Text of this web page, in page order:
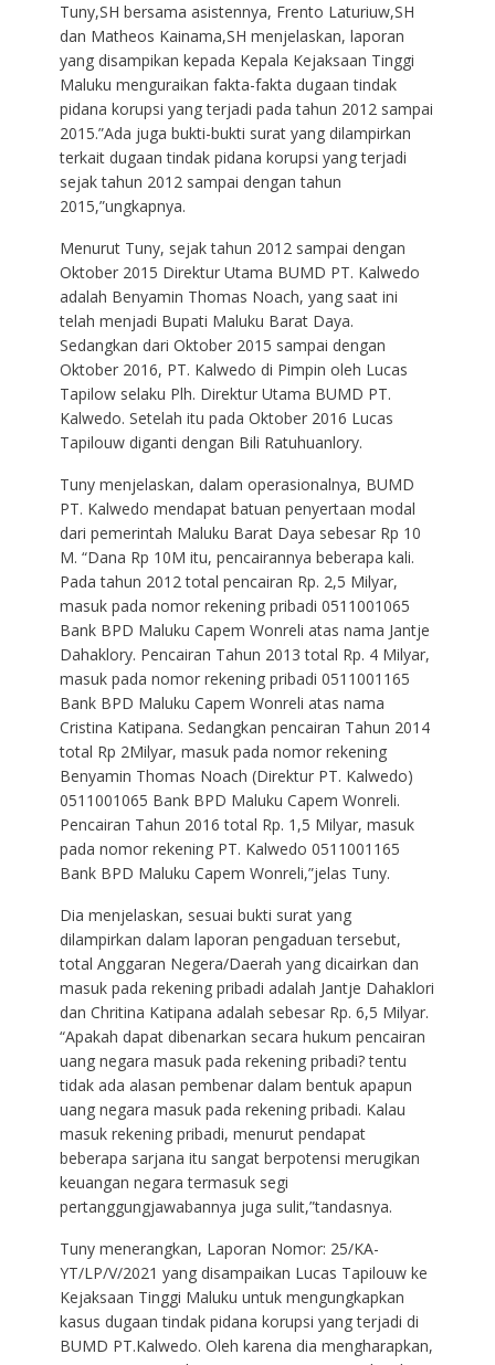
Tuny,SH bersama asistennya, Frento Laturiuw,SH
dan Matheos Kainama,SH menjelaskan, laporan
yang disampikan kepada Kepala Kejaksaan Tinggi
Maluku menguraikan fakta-fakta dugaan tindak
pidana korupsi yang terjadi pada tahun 2012 sampai
2015.”Ada juga bukti-bukti surat yang dilampirkan
terkait dugaan tindak pidana korupsi yang terjadi
sejak tahun 2012 sampai dengan tahun
2015,”ungkapnya.
Menurut Tuny, sejak tahun 2012 sampai dengan
Oktober 2015 Direktur Utama BUMD PT. Kalwedo
adalah Benyamin Thomas Noach, yang saat ini
telah menjadi Bupati Maluku Barat Daya.
Sedangkan dari Oktober 2015 sampai dengan
Oktober 2016, PT. Kalwedo di Pimpin oleh Lucas
Tapilow selaku Plh. Direktur Utama BUMD PT.
Kalwedo. Setelah itu pada Oktober 2016 Lucas
Tapilouw diganti dengan Bili Ratuhuanlory.
Tuny menjelaskan, dalam operasionalnya, BUMD
PT. Kalwedo mendapat batuan penyertaan modal
dari pemerintah Maluku Barat Daya sebesar Rp 10
M. “Dana Rp 10M itu, pencairannya beberapa kali.
Pada tahun 2012 total pencairan Rp. 2,5 Milyar,
masuk pada nomor rekening pribadi 0511001065
Bank BPD Maluku Capem Wonreli atas nama Jantje
Dahaklory. Pencairan Tahun 2013 total Rp. 4 Milyar,
masuk pada nomor rekening pribadi 0511001165
Bank BPD Maluku Capem Wonreli atas nama
Cristina Katipana. Sedangkan pencairan Tahun 2014
total Rp 2Milyar, masuk pada nomor rekening
Benyamin Thomas Noach (Direktur PT. Kalwedo)
0511001065 Bank BPD Maluku Capem Wonreli.
Pencairan Tahun 2016 total Rp. 1,5 Milyar, masuk
pada nomor rekening PT. Kalwedo 0511001165
Bank BPD Maluku Capem Wonreli,”jelas Tuny.
Dia menjelaskan, sesuai bukti surat yang
dilampirkan dalam laporan pengaduan tersebut,
total Anggaran Negera/Daerah yang dicairkan dan
masuk pada rekening pribadi adalah Jantje Dahaklori
dan Chritina Katipana adalah sebesar Rp. 6,5 Milyar.
“Apakah dapat dibenarkan secara hukum pencairan
uang negara masuk pada rekening pribadi? tentu
tidak ada alasan pembenar dalam bentuk apapun
uang negara masuk pada rekening pribadi. Kalau
masuk rekening pribadi, menurut pendapat
beberapa sarjana itu sangat berpotensi merugikan
keuangan negara termasuk segi
pertanggungjawabannya juga sulit,”tandasnya.
Tuny menerangkan, Laporan Nomor: 25/KA-
YT/LP/V/2021 yang disampaikan Lucas Tapilouw ke
Kejaksaan Tinggi Maluku untuk mengungkapkan
kasus dugaan tindak pidana korupsi yang terjadi di
BUMD PT.Kalwedo. Oleh karena dia mengharapkan,